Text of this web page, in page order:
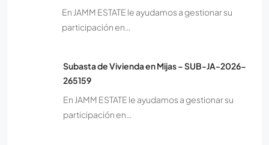
En JAMM ESTATE le ayudamos a gestionar su
participación en…
Subasta de Vivienda en Mijas – SUB-JA-2026-
265159
En JAMM ESTATE le ayudamos a gestionar su
participación en…